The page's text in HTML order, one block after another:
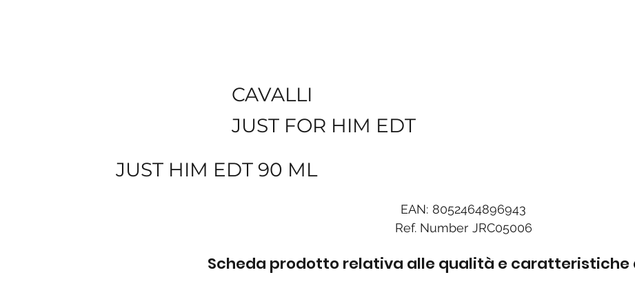
CAVALLI
JUST FOR HIM EDT
JUST HIM EDT 90 ML
EAN: 8052464896943
Ref. Number JRC05006
Scheda prodotto relativa alle qualità e